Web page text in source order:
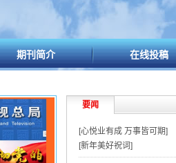
期刊简介 在线投稿
要闻
[心悦业有成 万事皆可期]
[新年美好祝词]